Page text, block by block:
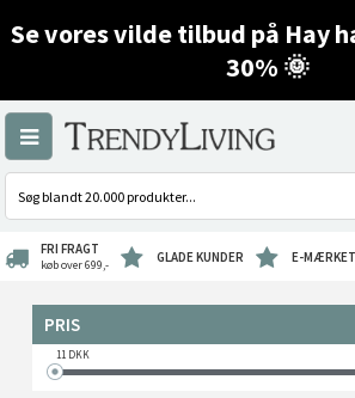
Se vores vilde tilbud på Hay
30% 🌞
FRI FRAGT
køb over 699,- GLADE KUNDER E-MÆRKET
PRIS
11 DKK